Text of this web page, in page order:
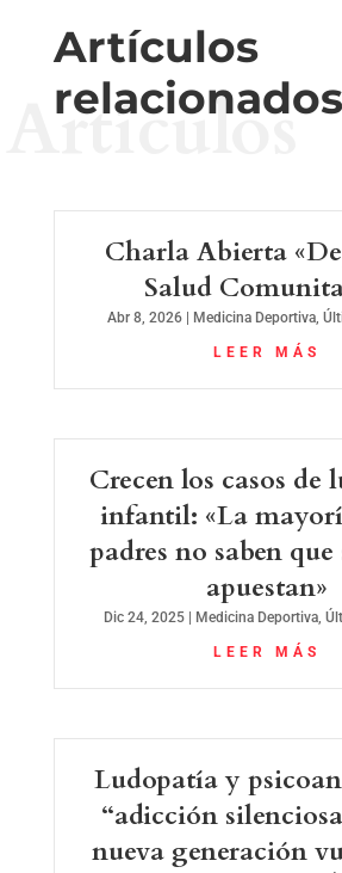
Artículos
relacionados
Artículos
Charla Abierta
Salud
Abr 8, 2026| Medicina Deportiva,
LEER MÁS
Crecen los casos de
infantil: «La
padres no saben
apuestan»
Dic 24, 2025 | Medicina Deportiva ,
LEER MÁS
Ludopatía y
“adicción
nueva generación